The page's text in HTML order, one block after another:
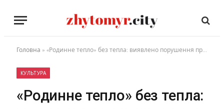
Головна » «Родинне тепло» без тепла: виявлено порушення прав підопічних у приватному геріатричному пансіонаті «Родинне тепло» у Житомирі
КУЛЬТУРА
«Родинне тепло» без тепла: